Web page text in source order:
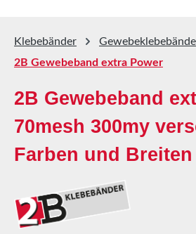
Klebebänder
2B Gewebeband extra Power
2B Gewebeband
70mesh 300my
Farben und Breiten